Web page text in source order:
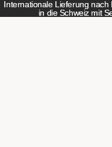
Internationale Lieferung
in die Schweiz mit
Internationale Lieferung
in die Schweiz mit